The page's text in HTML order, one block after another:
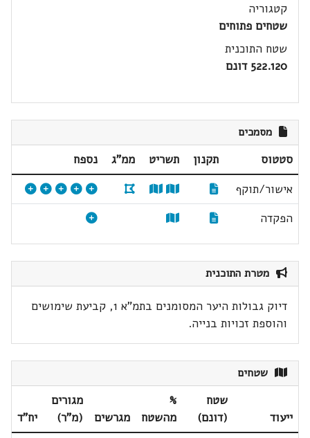
קטגוריה
שטחים פתוחים
שטח התוכנית
522.120 דונם
מסמכים
סטטוס תקנון תשריט ממ"ג
נספח
אישור/תוקף
הפקדה
מטרת התוכנית
דיוק גבולות היער המסומנים בתמ"א 1, קביעת שימושים
והוספת זכויות בנייה.
שטחים
ייעוד
שטח
(דונם)
%
מהשטח
מגרשים
מגורים
(מ"ר)
יח"ד